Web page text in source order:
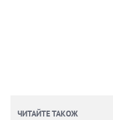
ЧИТАЙТЕ ТАКОЖ